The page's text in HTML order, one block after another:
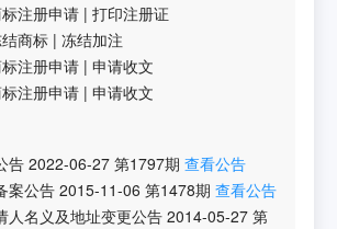
注册申请 |打印注册证
商标 |冻结加注
注册申请 |申请收文
注册申请 |申请收文
告 2022-06-27 第1797期 查看公告
案公告 2015-11-06 第1478期 查看公告
人名义及地址变更公告 2014-05-27 第